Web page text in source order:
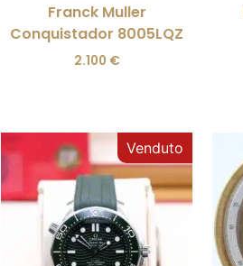
Franck Muller
Conquistador 8005LQZ
2.100 €